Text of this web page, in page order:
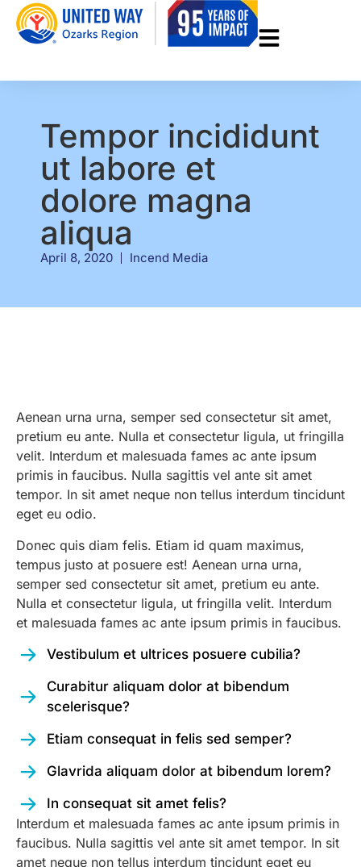
Tempor incididunt
ut labore et
dolore magna
aliqua
April 8, 2020 Incend Media
Aenean urna urna, semper sed consectetur sit amet,
pretium eu ante. Nulla et consectetur ligula, ut fringilla
velit. Interdum et malesuada fames ac ante ipsum
primis in faucibus. Nulla sagittis vel ante sit amet
tempor. In sit amet neque non tellus interdum tincidunt
eget eu odio.
Donec quis diam felis. Etiam id quam maximus,
tempus justo at posuere est! Aenean urna urna,
semper sed consectetur sit amet, pretium eu ante.
Nulla et consectetur ligula, ut fringilla velit. Interdum
et malesuada fames ac ante ipsum primis in faucibus.
Vestibulum et ultrices posuere cubilia?
Curabitur aliquam dolor at bibendum
scelerisque?
Etiam consequat in felis sed semper?
Glavrida aliquam dolor at bibendum lorem?
In consequat sit amet felis?
Interdum et malesuada fames ac ante ipsum primis in
faucibus. Nulla sagittis vel ante sit amet tempor. In sit
amet neque non tellus interdum tincidunt eget eu